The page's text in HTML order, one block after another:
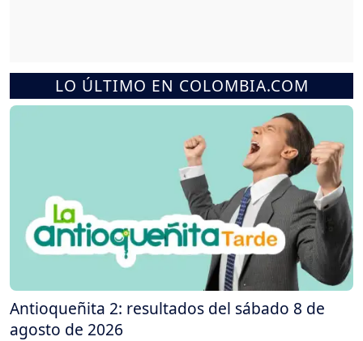
LO ÚLTIMO EN COLOMBIA.COM
Antioqueñita 2: resultados del sábado 8 de
agosto de 2026